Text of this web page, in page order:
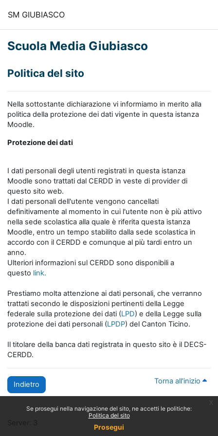
Se prosegui nella navigazione del sito, ne accetti le politiche:
Politica del sito
Prosegui
SM GIUBIASCO
Scuola Media Giubiasco
Politica del sito
Nella sottostante dichiarazione vi informiamo in merito alla
politica della protezione dei dati vigente in questa istanza
Moodle.
Protezione dei dati
I dati personali degli utenti registrati in questa istanza
Moodle sono trattati dal CERDD in veste di provider di
questo sito web.
I dati personali dell'utente vengono cancellati
definitivamente al momento in cui l'utente non è più attivo
nella sede scolastica alla quale è riferita questa istanza
Moodle, entro un tempo stabilito dalla sede scolastica in
accordo con il CERDD e comunque al più tardi entro un
anno.
Ulteriori informazioni sul CERDD sono disponibili a
questo link.
Prestiamo molta attenzione ai dati personali, che verranno
trattati secondo le disposizioni pertinenti della Legge
federale sulla protezione dei dati (LPD) e della Legge sulla
protezione dei dati personali (LPDP) del Canton Ticino.
Il titolare della banca dati registrata in questo sito è il DECS-
CERDD.
Indietro Torna all'inizio